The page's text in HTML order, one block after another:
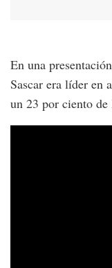
En una
Sascar era líder en
un 23 por ciento